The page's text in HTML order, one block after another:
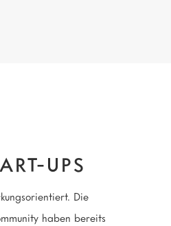
UPS
Die
haben bereits